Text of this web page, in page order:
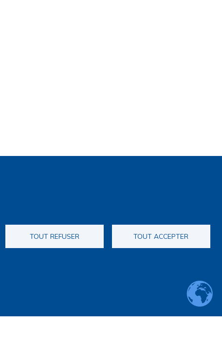
TOUT REFUSER TOUT ACCEPTER